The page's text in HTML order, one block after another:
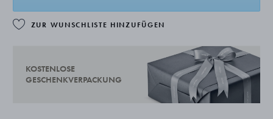
ZUR WUNSCHLISTE HINZUFÜGEN
KOSTENLOSE
GESCHENKVERPACKUNG